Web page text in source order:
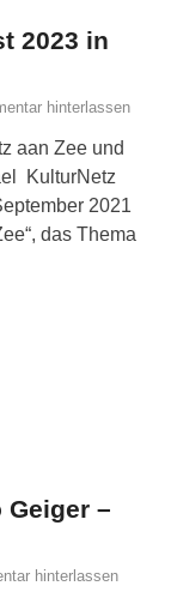
2023 in
hinterlassen
aan Zee und
KulturNetz
2021
das Thema
Geiger –
hinterlassen